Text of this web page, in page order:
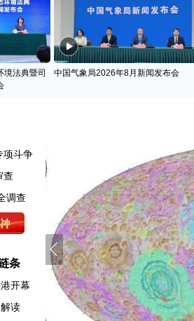
境法典暨司
中国气象局2026年8月新闻发布会
项斗争
查
调查
条
开幕
读